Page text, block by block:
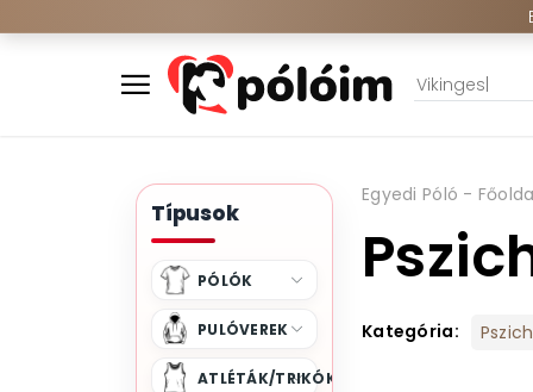
Típusok
PÓLÓK
PULÓVEREK
ATLÉTÁK/TRIKÓK
Egyedi Póló -
Kategória: